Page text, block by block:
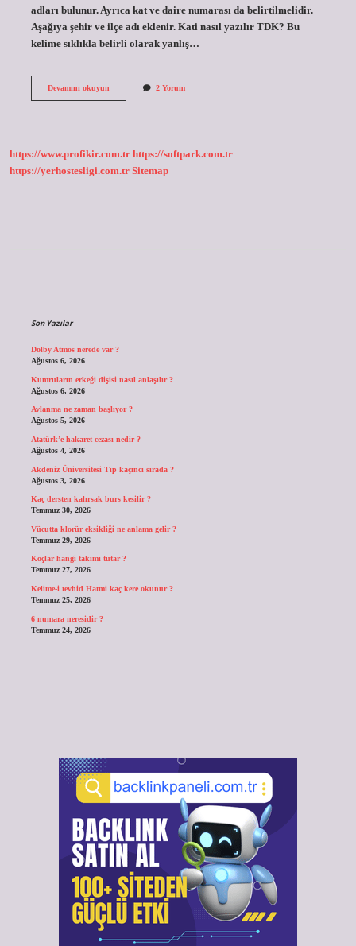
adları bulunur. Ayrıca kat ve daire numarası da belirtilmelidir.
Aşağıya şehir ve ilçe adı eklenir. Kati nasıl yazılır TDK? Bu
kelime sıklıkla belirli olarak yanlış…
Devamını okuyunKat
2 Yorum
https://www.profikir.com.tr https://softpark.com.tr
https://yerhostesligi.com.tr Sitemap
Son Yazılar
Dolby Atmos nerede var ?
Ağustos 6, 2026
Kumruların erkeği dişisi nasıl anlaşılır ?
Ağustos 6, 2026
Avlanma ne zaman başlıyor ?
Ağustos 5, 2026
Atatürk’e hakaret cezası nedir ?
Ağustos 4, 2026
Akdeniz Üniversitesi Tıp kaçıncı sırada ?
Ağustos 3, 2026
Kaç dersten kalırsak burs kesilir ?
Temmuz 30, 2026
Vücutta klorür eksikliği ne anlama gelir ?
Temmuz 29, 2026
Koçlar hangi takımı tutar ?
Temmuz 27, 2026
Kelime-i tevhid Hatmi kaç kere okunur ?
Temmuz 25, 2026
6 numara neresidir ?
Temmuz 24, 2026